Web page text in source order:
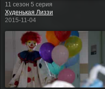
11 сезон 5 серия
Худенькая Лиззи
2015-11-04